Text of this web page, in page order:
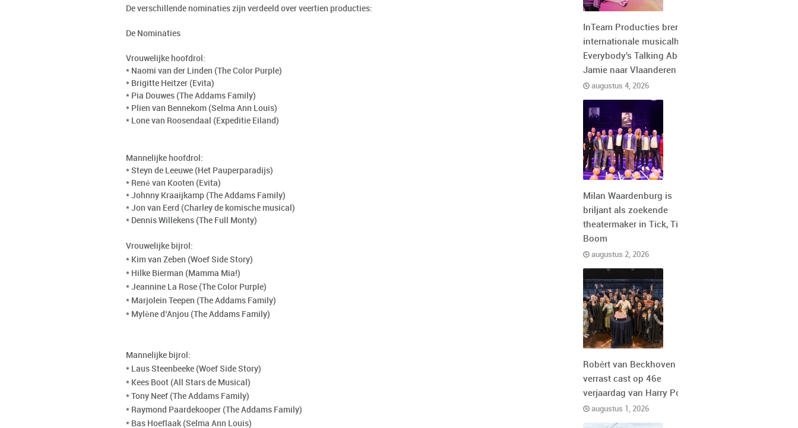
De verschillende nominaties zijn verdeeld over veertien producties:
De Nominaties
Vrouwelijke hoofdrol:
* Naomi van der Linden (The Color Purple)
* Brigitte Heitzer (Evita)
* Pia Douwes (The Addams Family)
* Plien van Bennekom (Selma Ann Louis)
* Lone van Roosendaal (Expeditie Eiland)
Mannelijke hoofdrol:
* Steyn de Leeuwe (Het Pauperparadijs)
* René van Kooten (Evita)
* Johnny Kraaijkamp (The Addams Family)
* Jon van Eerd (Charley de komische musical)
* Dennis Willekens (The Full Monty)
Vrouwelijke bijrol:
* Kim van Zeben (Woef Side Story)
* Hilke Bierman (Mamma Mia!)
* Jeannine La Rose (The Color Purple)
* Marjolein Teepen (The Addams Family)
* Mylène d’Anjou (The Addams Family)
Mannelijke bijrol:
* Laus Steenbeeke (Woef Side Story)
* Kees Boot (All Stars de Musical)
* Tony Neef (The Addams Family)
* Raymond Paardekooper (The Addams Family)
* Bas Hoeflaak (Selma Ann Louis)
InTeam Producties brengt de
internationale musicalhit
Everybody's Talking About
Jamie naar Vlaanderen
augustus 4, 2026
Milan Waardenburg is
briljant als zoekende
theatermaker in Tick, Tick,
Boom
augustus 2, 2026
Robèrt van Beckhoven
verrast cast op 46e
verjaardag van Harry Potter
augustus 1, 2026